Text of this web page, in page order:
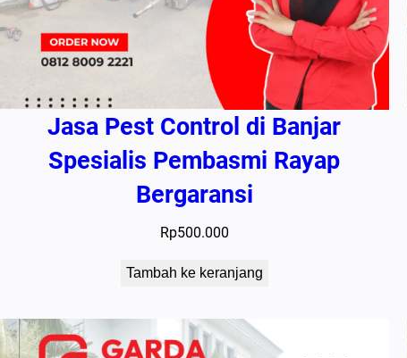
Jasa Pest Control di Banjar
Spesialis Pembasmi Rayap
Bergaransi
Rp500.000
Tambah ke keranjang